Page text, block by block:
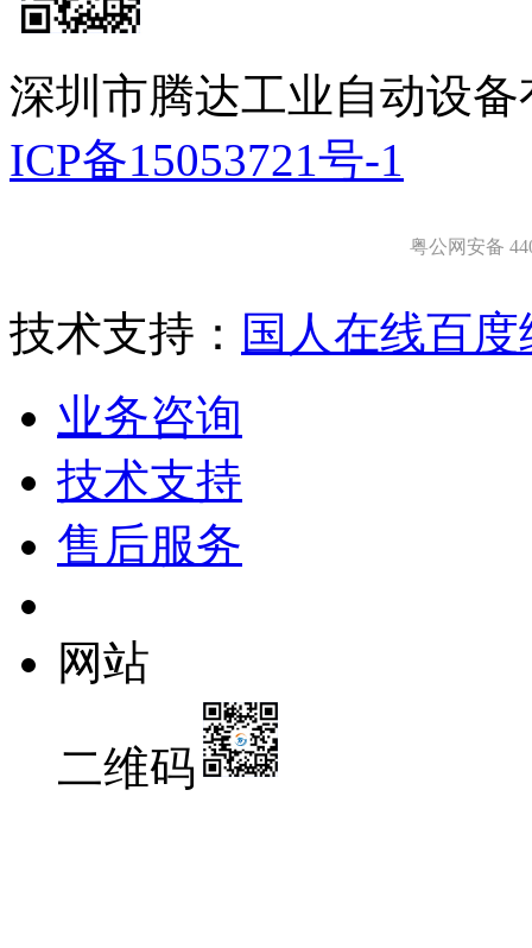
深圳市腾达工业自动设
ICP备15053721号-1
粤公网安备
技术支持： 国人在线百度
业务咨询
技术支持
售后服务
网站
二维码